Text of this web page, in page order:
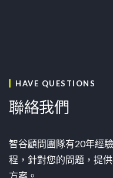
HAVE QUESTIONS
聯絡我們
智谷顧問團隊有20年經
程，針對您的問題，提
方案。